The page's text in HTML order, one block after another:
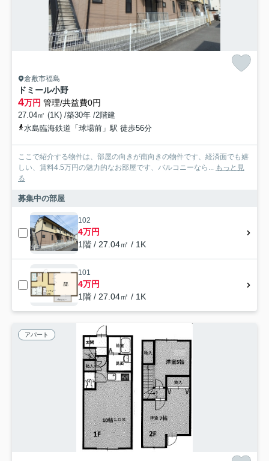
倉敷市福島
ドミール小野
4万円 管理/共益費0円
27.04㎡ (1K) /築30年 /2階建
水島臨海鉄道「球場前」駅 徒歩56分
ここで紹介する物件は、部屋の向きが南向きの物件です、経済面でも嬉
しい、賃料4.5万円の魅力的なお部屋です、バルコニーなら... もっと見
る
募集中の部屋
102
4万円
1階 / 27.04㎡ / 1K
101
4万円
1階 / 27.04㎡ / 1K
アパート